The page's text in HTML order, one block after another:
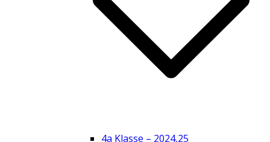
4a Klasse – 2024,25